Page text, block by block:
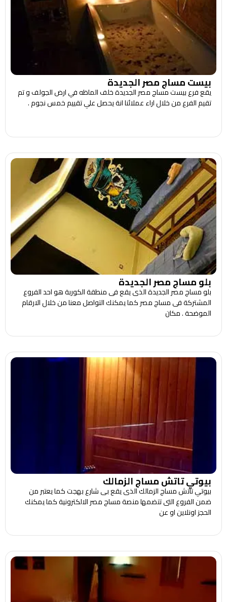
بيست مساج مصر الجديدة
يقع فرع بيست مساج مصر الجديدة خلف الماظه في ارض الجولف و تم
تقيم الفرع من خلال اراء عملائنا انة يحصل علي تقييم خمس نجوم .
بلو مساج مصر الجديدة
بلو مساج مصر الجديدة الذى يقع فى منطقة الكوربة هو احد الفروع
المشتركة فى مساج مصر كما يمكنك التواصل معنا من خلال الارقام
الموضحة . مكان
بيوتي تاتش مساج الزمالك
بيوتي تاتش مساج الزمالك الذى يقع بى شارع بهجت كما يعتبر من
ضمن الفروع التى تتضمها منصة مساج مصر الالكترونية كما يمكنك
الحجز اونلاين او عن